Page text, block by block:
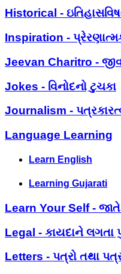
Historical -
Inspiration -
Jeevan Charitro -
Jokes - વિનોદનો ટુચકા
Journalism -
Language Learning
Learn English
Learning Gujarati
Learn Your Self - જાતે
Legal - કાયદાને લગતા
Letters - પત્રો તથા